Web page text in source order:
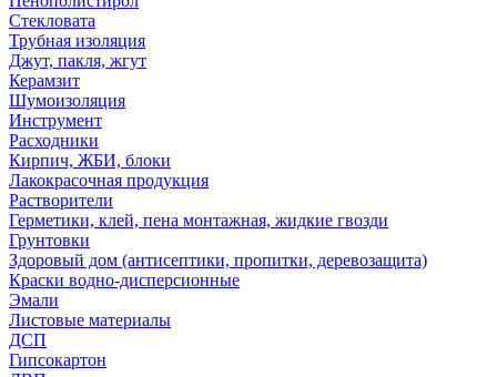
Стекловата
Трубная изоляция
Джут, пакля, жгут
Керамзит
Шумоизоляция
Инструмент
Расходники
Кирпич, ЖБИ, блоки
Лакокрасочная продукция
Растворители
Герметики, клей, пена монтажная, жидкие гвозди
Грунтовки
Здоровый дом (антисептики, пропитки, деревозащита)
Краски водно-дисперсионные
Эмали
Листовые материалы
ДСП
Гипсокартон